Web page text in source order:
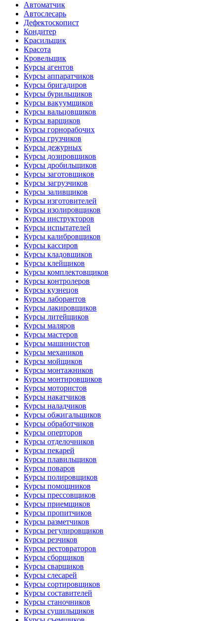
Автоматчик
Автослесарь
Дефектоскопист
Кондитер
Красильщик
Красота
Кровельщик
Курсы агентов
Курсы аппаратчиков
Курсы бригадиров
Курсы бурильщиков
Курсы вакуумщиков
Курсы вальцовщиков
Курсы варщиков
Курсы горнорабочих
Курсы грузчиков
Курсы дежурных
Курсы дозировщиков
Курсы дробильщиков
Курсы заготовщиков
Курсы загрузчиков
Курсы заливщиков
Курсы изготовителей
Курсы изолировщиков
Курсы инструкторов
Курсы испытателей
Курсы калибровщиков
Курсы кассиров
Курсы кладовщиков
Курсы клейщиков
Курсы комплектовщиков
Курсы контролеров
Курсы кузнецов
Курсы лаборантов
Курсы лакировщиков
Курсы литейщиков
Курсы маляров
Курсы мастеров
Курсы машинистов
Курсы механиков
Курсы мойщиков
Курсы монтажников
Курсы монтировщиков
Курсы мотористов
Курсы накатчиков
Курсы наладчиков
Курсы обжигальщиков
Курсы обработчиков
Курсы оперторов
Курсы отделочников
Курсы пекарей
Курсы плавильщиков
Курсы поваров
Курсы полировщиков
Курсы помощников
Курсы прессовщиков
Курсы приемщиков
Курсы пропитчиков
Курсы разметчиков
Курсы регулировщиков
Курсы резчиков
Курсы рестовраторов
Курсы сборщиков
Курсы сварщиков
Курсы слесарей
Курсы сортировщиков
Курсы составителей
Курсы станочников
Курсы сушильщиков